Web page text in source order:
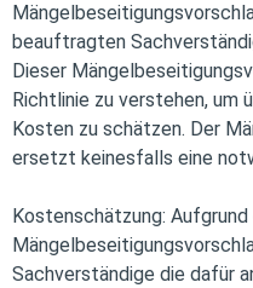
beauftragten
Dieser
Richtlinie zu verstehen, um
Kosten zu schätzen. Der
ersetzt keinesfalls eine
Kostenschätzung: Aufgrund
Sachverständige die dafür